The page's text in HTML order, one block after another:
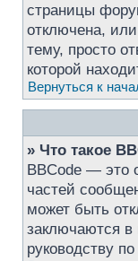
страницы
отключена,
тему, просто
которой
Вернуться к
» Что такое
BBCode — это
частей
может быть
заключаются в
руководству